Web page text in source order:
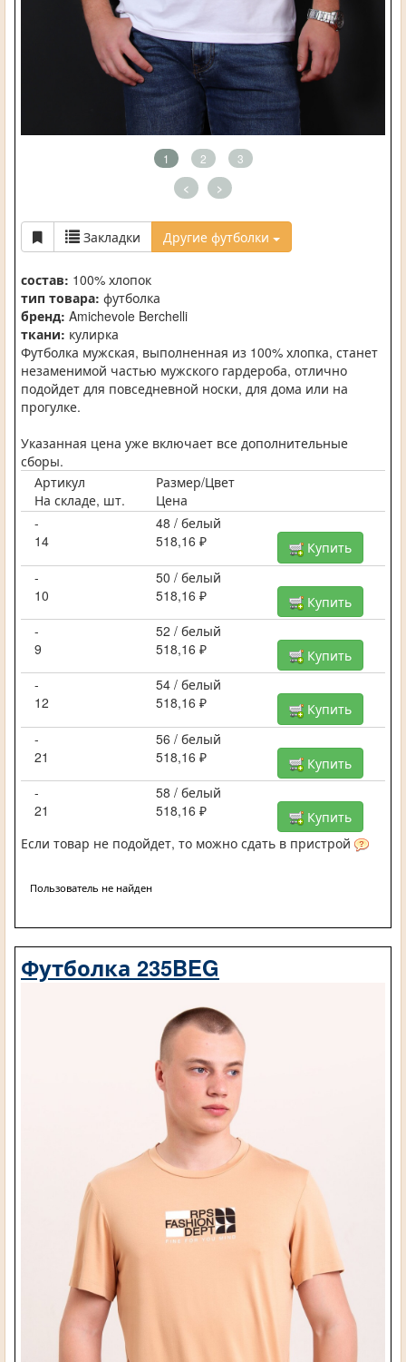
1 2 3
< >
Закладки Другие футболки
состав: 100% хлопок
тип товара: футболка
бренд: Amichevole Berchelli
ткани: кулирка
Футболка мужская, выполненная из 100% хлопка, станет
незаменимой частью мужского гардероба, отлично
подойдет для повседневной носки, для дома или на
прогулке.
Указанная цена уже включает все дополнительные
сборы.
Артикул
Размер/Цвет
На складе, шт.
Цена
-
48 / белый
14
518,16 ₽
Купить
-
50 / белый
10
518,16 ₽
Купить
-
52 / белый
9
518,16 ₽
Купить
-
54 / белый
12
518,16 ₽
Купить
-
56 / белый
21
518,16 ₽
Купить
-
58 / белый
21
518,16 ₽
Купить
Если товар не подойдет, то можно сдать в пристрой
Пользователь не найден
Футболка 235BEG